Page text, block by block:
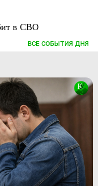
в СВО
ВСЕ СОБЫТИЯ ДНЯ